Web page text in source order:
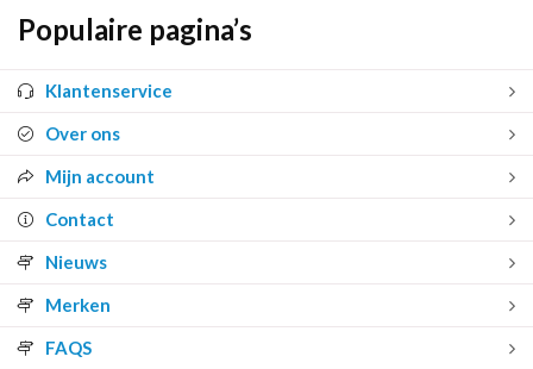
Populaire pagina’s
Klantenservice
Over ons
Mijn account
Contact
Nieuws
Merken
FAQS